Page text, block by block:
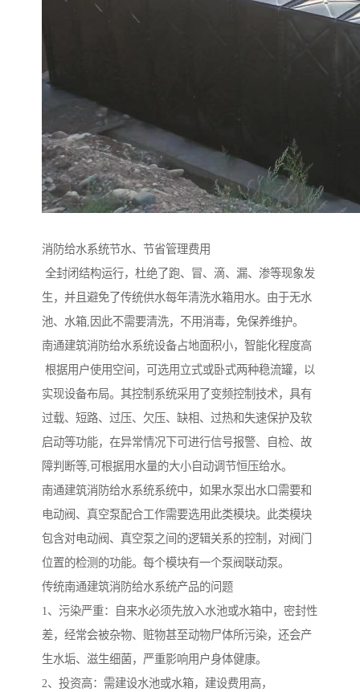
消防给水系统节水、节省管理费用
全封闭结构运行，杜绝了跑、冒、滴、漏、渗等现象发
生，并且避免了传统供水每年清洗水箱用水。由于无水
池、水箱,因此不需要清洗，不用消毒，免保养维护。
南通建筑消防给水系统设备占地面积小，智能化程度高
根据用户使用空间，可选用立式或卧式两种稳流罐，以
实现设备布局。其控制系统采用了变频控制技术，具有
过载、短路、过压、欠压、缺相、过热和失速保护及软
启动等功能，在异常情况下可进行信号报警、自检、故
障判断等,可根据用水量的大小自动调节恒压给水。
南通建筑消防给水系统系统中，如果水泵出水口需要和
电动阀、真空泵配合工作需要选用此类模块。此类模块
包含对电动阀、真空泵之间的逻辑关系的控制，对阀门
位置的检测的功能。每个模块有一个泵阀联动泵。
传统南通建筑消防给水系统产品的问题
1、污染严重：自来水必须先放入水池或水箱中，密封性
差，经常会被杂物、赃物甚至动物尸体所污染，还会产
生水垢、滋生细菌，严重影响用户身体健康。
2、投资高：需建设水池或水箱，建设费用高，